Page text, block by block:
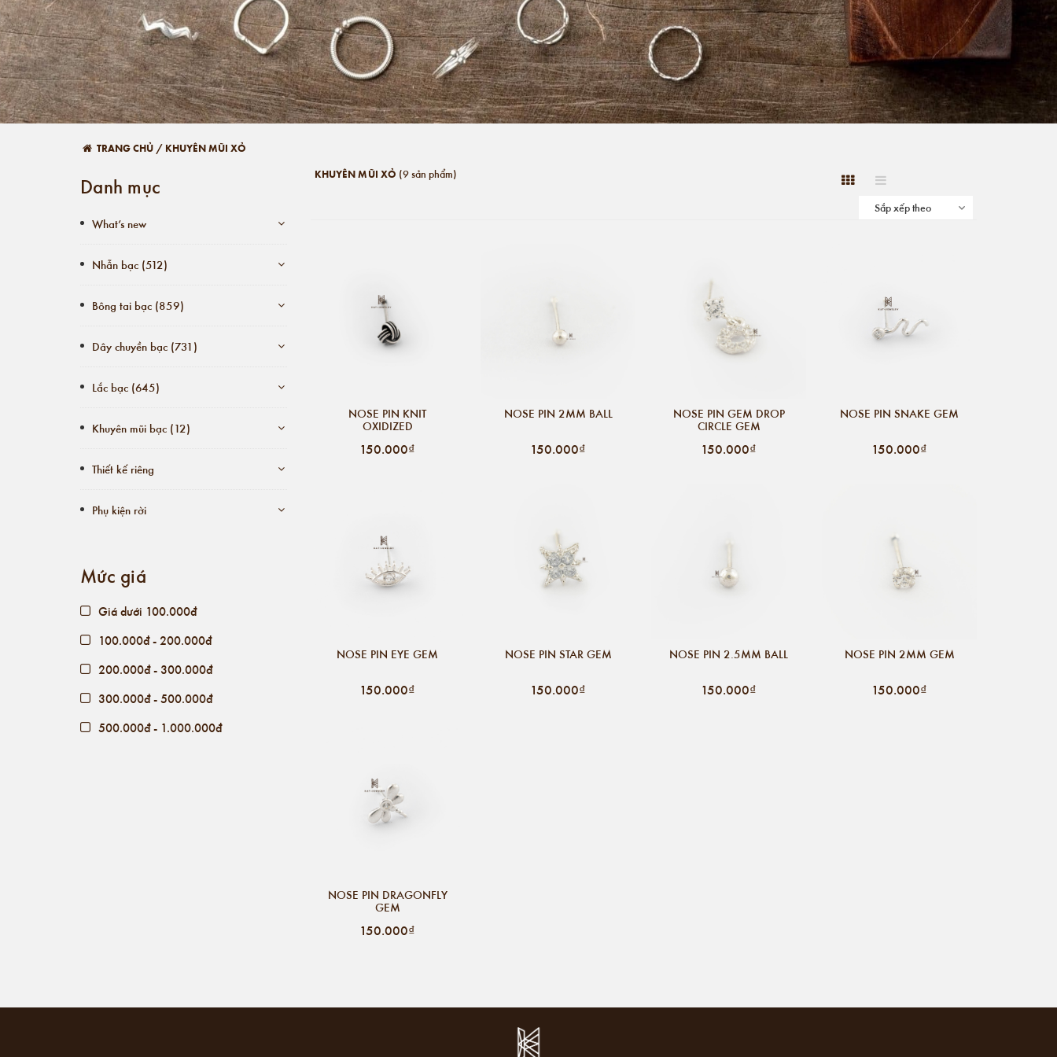
TRANG CHỦ / KHUYÊN MŨI XỎ
KHUYÊN MŨI XỎ (9 sản phẩm)
Sắp xếp theo
NOSE PIN KNIT
OXIDIZED
150.000₫
NOSE PIN 2MM BALL
150.000₫
NOSE PIN GEM DROP
CIRCLE GEM
150.000₫
NOSE PIN SNAKE GEM
150.000₫
NOSE PIN EYE GEM
150.000₫
NOSE PIN STAR GEM
150.000₫
NOSE PIN 2.5MM BALL
150.000₫
NOSE PIN 2MM GEM
150.000₫
NOSE PIN DRAGONFLY
GEM
150.000₫
Danh mục
What’s new
Nhẫn bạc (512)
Bông tai bạc (859)
Dây chuyền bạc (731)
Lắc bạc (645)
Khuyên mũi bạc (12)
Thiết kế riêng
Phụ kiện rời
Mức giá
Giá dưới 100.000đ
100.000đ - 200.000đ
200.000đ - 300.000đ
300.000đ - 500.000đ
500.000đ - 1.000.000đ